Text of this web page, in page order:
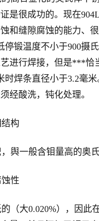
是很成功的。现在
和缝隙腐蚀的能力、
锻温度不小于900摄
进行焊接，但是***恰
时焊条直径小于3.2毫
经酸洗，钝化处理。
构
舆一般含钼量高的奥
性
（大0.020%），因